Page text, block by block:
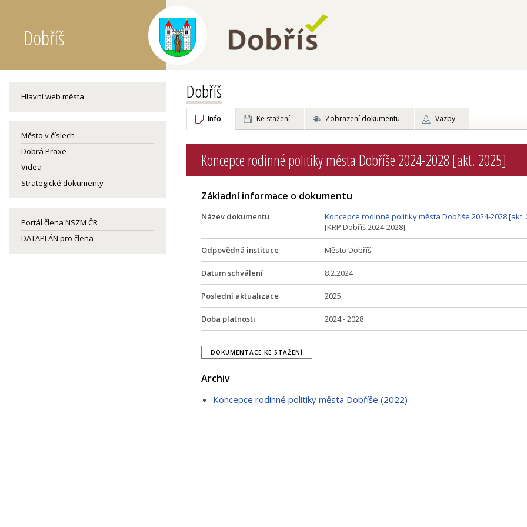
Dobříš
Hlavní web města
Město v číslech
Dobrá Praxe
Videa
Strategické dokumenty
Portál člena NSZM ČR
DATAPLÁN pro člena
Dobříš
Info Ke stažení Zobrazení dokumentu Vazby
Koncepce rodinné politiky města Dobříše 2024-2028 [akt. 2025]
Základní informace o dokumentu
Název dokumentu
Koncepce rodinné politiky města Dobříše 2024-2028 [akt.
[KRP Dobříš 2024-2028]
Odpovědná instituce Město Dobříš
Datum schválení 8.2.2024
Poslední aktualizace 2025
Doba platnosti 2024 - 2028
DOKUMENTACE KE STAŽENÍ
Archiv
Koncepce rodinné politiky města Dobříše (2022)